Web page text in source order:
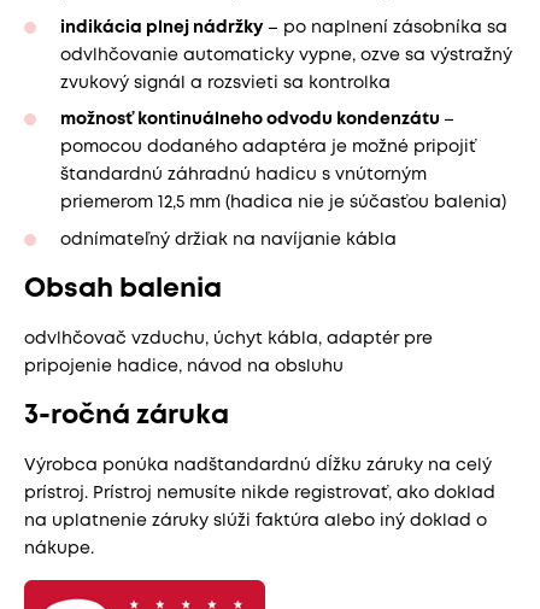
indikácia plnej nádržky– po naplnení zásobníka sa
odvlhčovanie automaticky vypne, ozve sa výstražný
zvukový signál a rozsvieti sa kontrolka
možnosť kontinuálneho odvodu kondenzátu –
pomocou dodaného adaptéra je možné pripojiť
štandardnú záhradnú hadicu s vnútorným
priemerom 12,5 mm (hadica nie je súčasťou balenia)
odnímateľný držiak na navíjanie kábla
Obsah balenia
odvlhčovač vzduchu, úchyt kábla, adaptér pre
pripojenie hadice, návod na obsluhu
3-ročná záruka
Výrobca ponúka nadštandardnú dĺžku záruky na celý
prístroj. Prístroj nemusíte nikde registrovať, ako doklad
na uplatnenie záruky slúži faktúra alebo iný doklad o
nákupe.